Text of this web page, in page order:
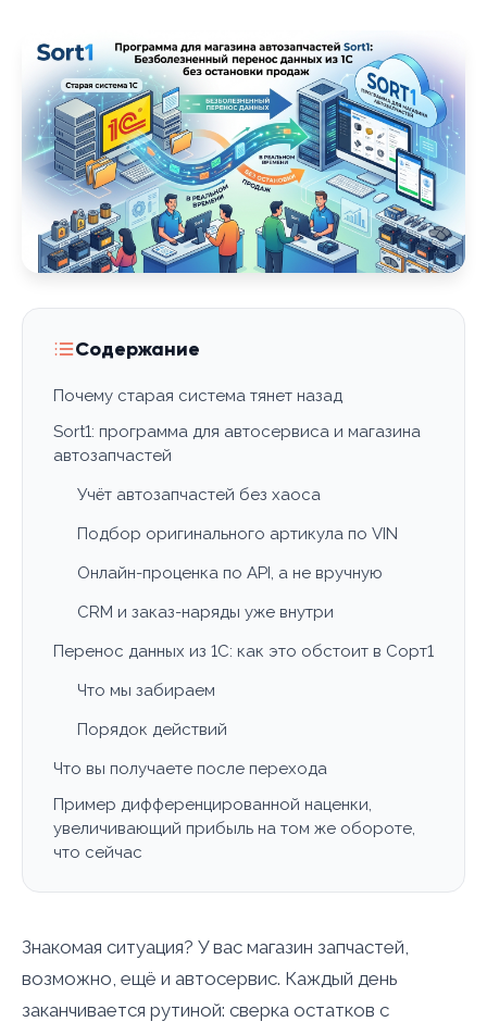
Содержание
Почему старая система тянет назад
Sort1: программа для автосервиса и магазина
автозапчастей
Учёт автозапчастей без хаоса
Подбор оригинального артикула по VIN
Онлайн-проценка по API, а не вручную
CRM и заказ-наряды уже внутри
Перенос данных из 1С: как это обстоит в Сорт1
Что мы забираем
Порядок действий
Что вы получаете после перехода
Пример дифференцированной наценки,
увеличивающий прибыль на том же обороте,
что сейчас
Знакомая ситуация? У вас магазин запчастей,
возможно, ещё и автосервис. Каждый день
заканчивается рутиной: сверка остатков с